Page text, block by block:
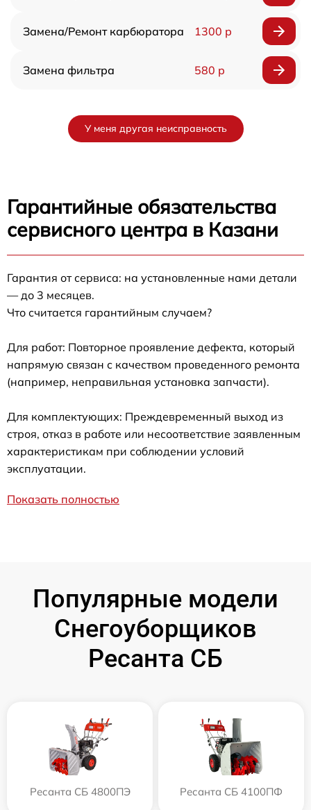
Замена/Pемонт карбюратора 1300 р
Замена фильтра 580 р
У меня другая неисправность
Гарантийные обязательства
сервисного центра в Казани
Гарантия от сервиса: на установленные нами детали
— до 3 месяцев.
Что считается гарантийным случаем?
Для работ: Повторное проявление дефекта, который
напрямую связан с качеством проведенного ремонта
(например, неправильная установка запчасти).
Для комплектующих: Преждевременный выход из
строя, отказ в работе или несоответствие заявленным
характеристикам при соблюдении условий
эксплуатации.
Показать полностью
Популярные модели
Снегоуборщиков
Ресанта СБ
Ресанта СБ 4800ПЭ Ресанта СБ 4100ПФ